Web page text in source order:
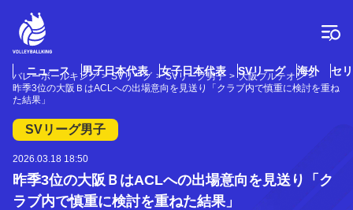
ニュース 男子日本代表 女子日本代表 SVリーグ 海外 セ
バレーボールキング SVリーグ SVリーグ男子
大阪ブルテオン
昨季3位の大阪ＢはACLへの出場意向を見送り「クラブ内で慎重に検討を重ね
た結果」
SVリーグ男子
2026.03.18 18:50
昨季3位の大阪ＢはACLへの出場意向を見送り「ク
ラブ内で慎重に検討を重ねた結果」